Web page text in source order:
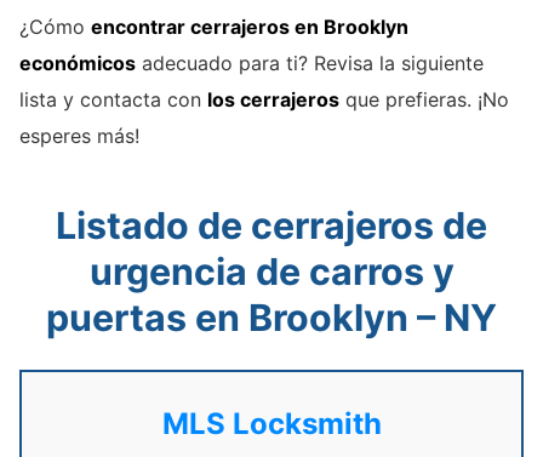
¿Cómo encontrar cerrajeros en Brooklyn
económicos adecuado para ti? Revisa la siguiente
lista y contacta con los cerrajeros que prefieras. ¡No
esperes más!
Listado de cerrajeros de
urgencia de carros y
puertas en Brooklyn – NY
MLS Locksmith